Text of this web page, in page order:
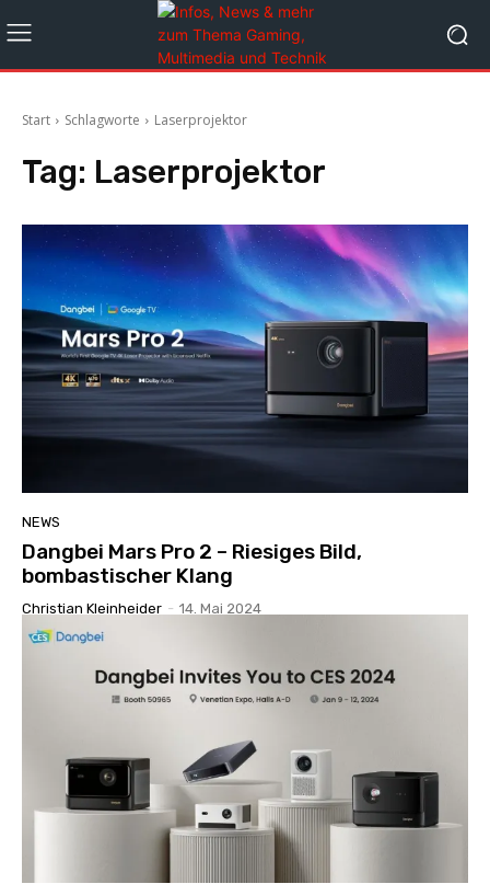
Start Schlagworte Laserprojektor
Tag: Laserprojektor
NEWS
Dangbei Mars Pro 2 – Riesiges Bild,
bombastischer Klang
Christian Kleinheider - 14. Mai 2024